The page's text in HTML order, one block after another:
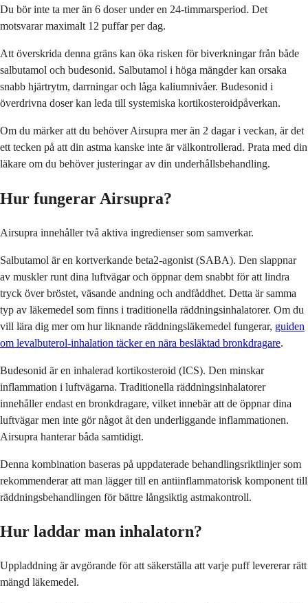
Du bör inte ta mer än 6 doser under en 24-timmarsperiod. Det
motsvarar maximalt 12 puffar per dag.
Att överskrida denna gräns kan öka risken för biverkningar från både
salbutamol och budesonid. Salbutamol i höga mängder kan orsaka
snabb hjärtrytm, darrningar och låga kaliumnivåer. Budesonid i
överdrivna doser kan leda till systemiska kortikosteroidpåverkan.
Om du märker att du behöver Airsupra mer än 2 dagar i veckan, är det
ett tecken på att din astma kanske inte är välkontrollerad. Prata med din
läkare om du behöver justeringar av din underhållsbehandling.
Hur fungerar Airsupra?
Airsupra innehåller två aktiva ingredienser som samverkar.
Salbutamol är en kortverkande beta2-agonist (SABA). Den slappnar
av muskler runt dina luftvägar och öppnar dem snabbt för att lindra
tryck över bröstet, väsande andning och andfåddhet. Detta är samma
typ av läkemedel som finns i traditionella räddningsinhalatorer. Om du
vill lära dig mer om hur liknande räddningsläkemedel fungerar, guiden
om levalbuterol-inhalation täcker en nära besläktad bronkdragare.
Budesonid är en inhalerad kortikosteroid (ICS). Den minskar
inflammation i luftvägarna. Traditionella räddningsinhalatorer
innehåller endast en bronkdragare, vilket innebär att de öppnar dina
luftvägar men inte gör något åt den underliggande inflammationen.
Airsupra hanterar båda samtidigt.
Denna kombination baseras på uppdaterade behandlingsriktlinjer som
rekommenderar att man lägger till en antiinflammatorisk komponent till
räddningsbehandlingen för bättre långsiktig astmakontroll.
Hur laddar man inhalatorn?
Uppladdning är avgörande för att säkerställa att varje puff levererar rätt
mängd läkemedel.